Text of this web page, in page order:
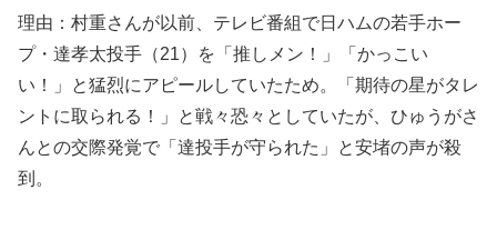
理由：村重さんが以前、テレビ番組で日ハムの若手ホー
プ・達孝太投手（21）を「推しメン！」「かっこい
い！」と猛烈にアピールしていたため。「期待の星がタレ
ントに取られる！」と戦々恐々としていたが、ひゅうがさ
んとの交際発覚で「達投手が守られた」と安堵の声が殺
到。